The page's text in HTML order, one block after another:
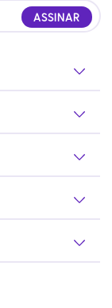
ASSINAR